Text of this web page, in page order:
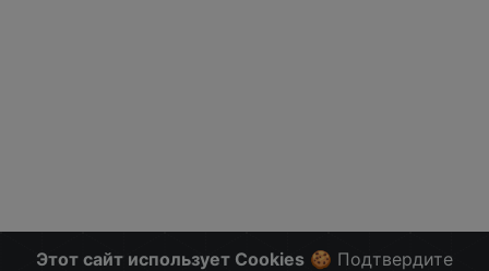
Этот сайт использует Cookies 🍪 Подтвердите